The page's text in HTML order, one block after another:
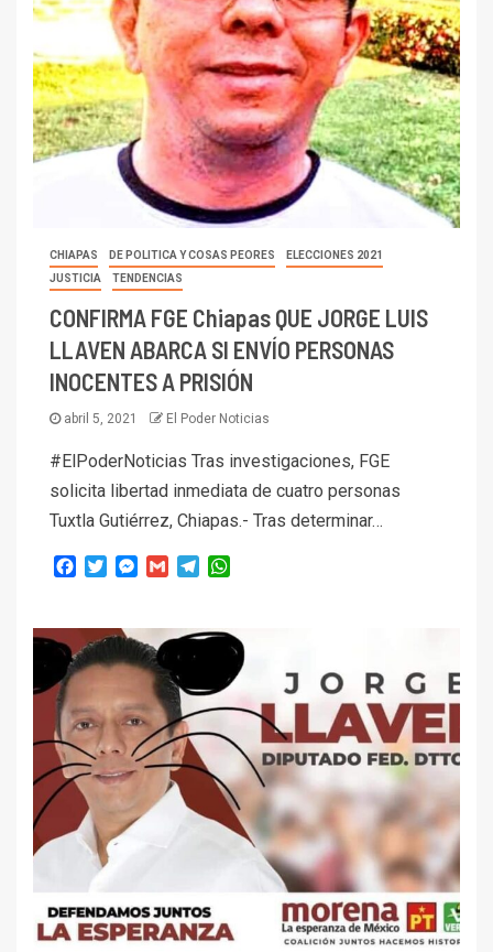
CHIAPAS DE POLITICA Y COSAS PEORES
ELECCIONES 2021
JUSTICIA
TENDENCIAS
CONFIRMA FGE Chiapas QUE JORGE LUIS
LLAVEN ABARCA SI ENVÍO PERSONAS
INOCENTES A PRISIÓN
abril 5, 2021 El Poder Noticias
#ElPoderNoticias Tras investigaciones, FGE
solicita libertad inmediata de cuatro personas
Tuxtla Gutiérrez, Chiapas.- Tras determinar…
Facebook
TwitterMessenger
Gmail Telegram